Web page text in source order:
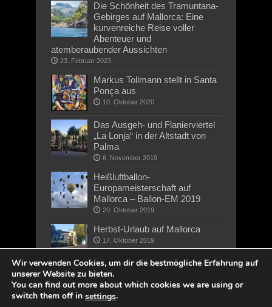
Die Schönheit des Tramuntana-
Gebirges auf Mallorca: Eine
kurvenreiche Reise voller
Abenteuer und
atemberaubender Aussichten
23. Februar 2023
Markus Tollmann stellt in Santa
Ponça aus
10. Oktober 2020
Das Ausgeh- und Flanierviertel
„La Lonja“ in der Altstadt von
Palma
6. November 2019
Heißluftballon-
Europameisterschaft auf
Mallorca – Ballon-EM 2019
20. Oktober 2019
Herbst-Urlaub auf Mallorca
17. Oktober 2019
Wir verwenden Cookies, um dir die bestmögliche Erfahrung auf
unserer Website zu bieten.
You can find out more about which cookies we are using or
switch them off in settings.